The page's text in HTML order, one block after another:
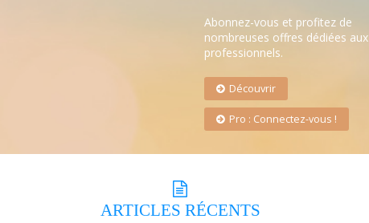
Abonnez-vous et profitez de
nombreuses offres dédiées aux
professionnels.
Découvrir
Pro : Connectez-vous !
ARTICLES RÉCENTS